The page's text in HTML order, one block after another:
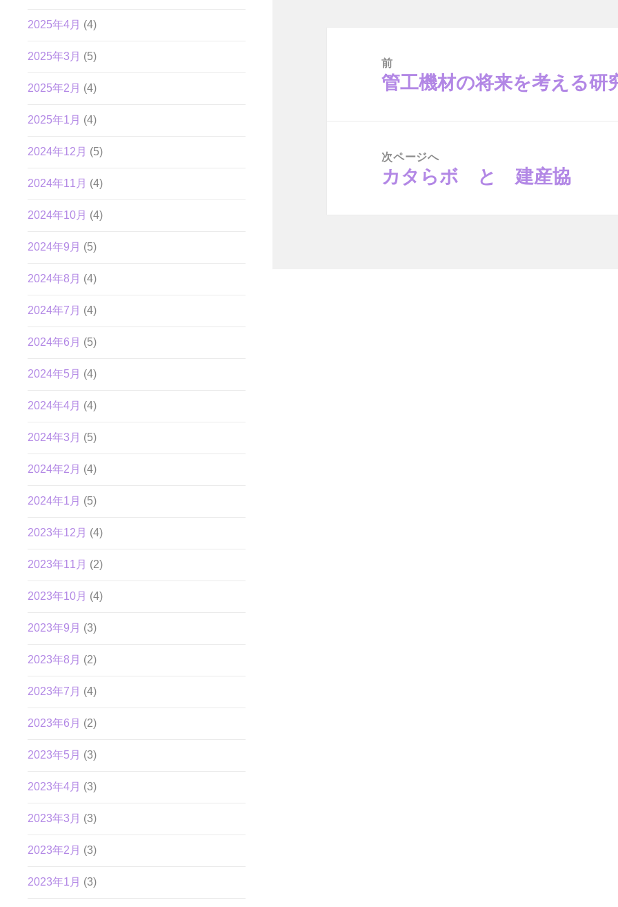
2025年4月 (4)
2025年3月 (5)
2025年2月 (4)
2025年1月 (4)
2024年12月 (5)
2024年11月 (4)
2024年10月 (4)
2024年9月 (5)
2024年8月 (4)
2024年7月 (4)
2024年6月 (5)
2024年5月 (4)
2024年4月 (4)
2024年3月 (5)
2024年2月 (4)
2024年1月 (5)
2023年12月 (4)
2023年11月 (2)
2023年10月 (4)
2023年9月 (3)
2023年8月 (2)
2023年7月 (4)
2023年6月 (2)
2023年5月 (3)
2023年4月 (3)
2023年3月 (3)
2023年2月 (3)
2023年1月 (3)
前
前
の
管工機材の将来を考える研
次ページへ
次
の
カタらボ と 建産協